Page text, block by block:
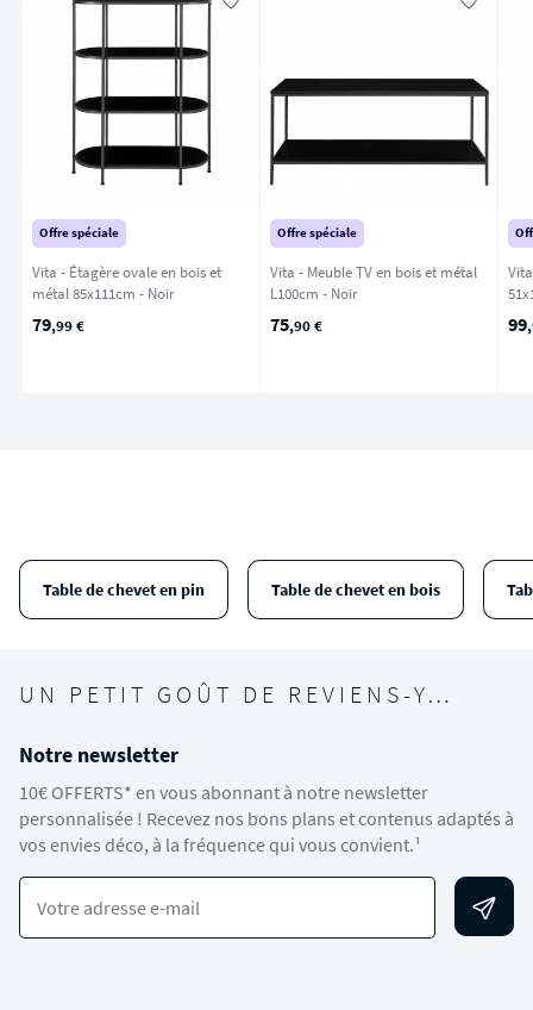
Offre spéciale
Vita - Étagère ovale en bois et
métal 85x111cm - Noir
79,99 €
Offre spéciale
Vita - Meuble TV en bois et métal
L100cm - Noir
75,90 € 99
Table de chevet en pin Table de chevet en bois
UN PETIT GOÛT DE REVIENS-Y…
Notre newsletter
10€ OFFERTS* en vous abonnant à notre newsletter
personnalisée ! Recevez nos bons plans et contenus adaptés à
vos envies déco, à la fréquence qui vous convient.¹
Votre adresse e-mail